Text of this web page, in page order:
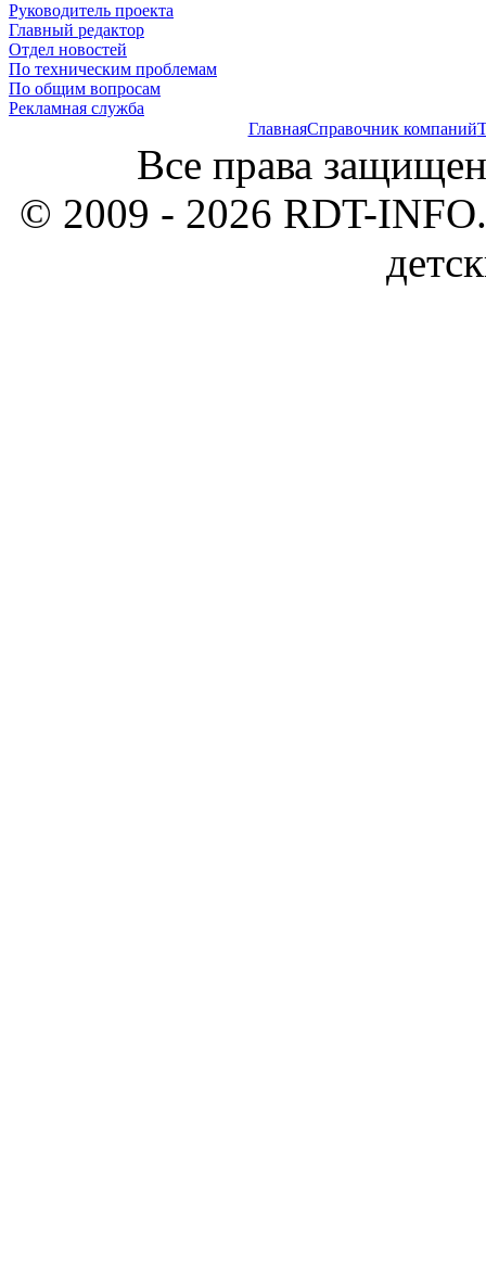
Руководитель проекта
Главный редактор
Отдел новостей
По техническим проблемам
По общим вопросам
Рекламная служба
ГлавнаяСправочник компаний
Все права
© 2009 - 2026 RDT-